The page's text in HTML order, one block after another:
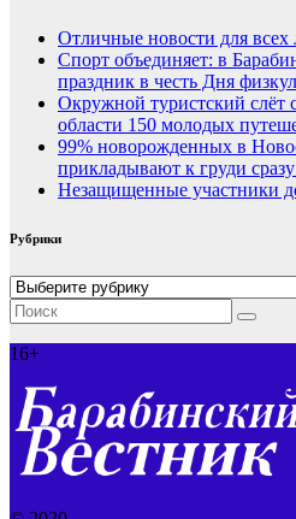
Отличные новости для
Спорт объединяет: в
праздник в честь Дня
Окружной туристский слёт
области 150 молодых
99% новорожденных в
прикладывают к груди
Незащищенные участники
Рубрики
Рубрики
16+